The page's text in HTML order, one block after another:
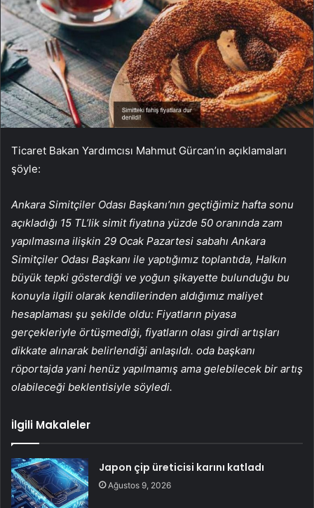
Ticaret Bakan Yardımcısı Mahmut Gürcan’ın açıklamaları
şöyle:
Ankara Simitçiler Odası Başkanı’nın geçtiğimiz hafta sonu
açıkladığı 15 TL’lik simit fiyatına yüzde 50 oranında zam
yapılmasına ilişkin 29 Ocak Pazartesi sabahı Ankara
Simitçiler Odası Başkanı ile yaptığımız toplantıda, Halkın
büyük tepki gösterdiği ve yoğun şikayette bulunduğu bu
konuyla ilgili olarak kendilerinden aldığımız maliyet
hesaplaması şu şekilde oldu: Fiyatların piyasa
gerçekleriyle örtüşmediği, fiyatların olası girdi artışları
dikkate alınarak belirlendiği anlaşıldı. oda başkanı
röportajda yani henüz yapılmamış ama gelebilecek bir artış
olabileceği beklentisiyle söyledi.
İlgili Makaleler
Japon çip üreticisi karını katladı
Ağustos 9, 2026